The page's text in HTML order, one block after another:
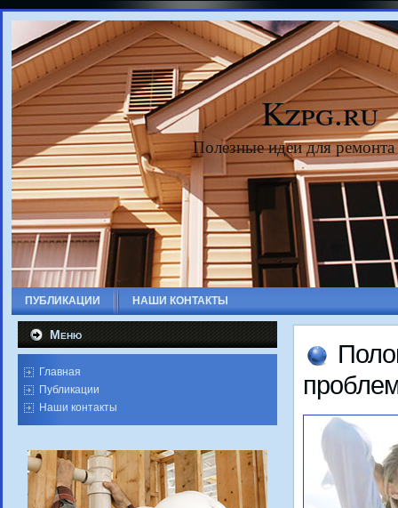
Kzpg.ru
Полезные идеи для
ПУБЛИКАЦИИ НАШИ КОНТАКТЫ
Меню
Главная
Публикации
Наши контакты